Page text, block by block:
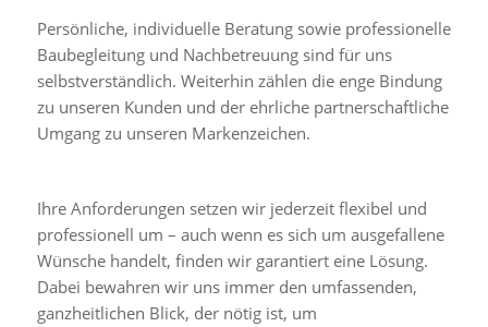
Persönliche, individuelle Beratung sowie professionelle
Baubegleitung und Nachbetreuung sind für uns
selbstverständlich. Weiterhin zählen die enge Bindung
zu unseren Kunden und der ehrliche partnerschaftliche
Umgang zu unseren Markenzeichen.
Ihre Anforderungen setzen wir jederzeit flexibel und
professionell um – auch wenn es sich um ausgefallene
Wünsche handelt, finden wir garantiert eine Lösung.
Dabei bewahren wir uns immer den umfassenden,
ganzheitlichen Blick, der nötig ist, um